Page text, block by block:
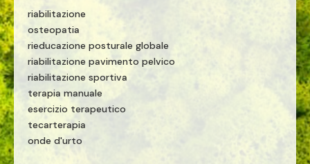
riabilitazione
osteopatia
rieducazione posturale globale
riabilitazione pavimento pelvico
riabilitazione sportiva
terapia manuale
esercizio terapeutico
tecarterapia
onde d'urto